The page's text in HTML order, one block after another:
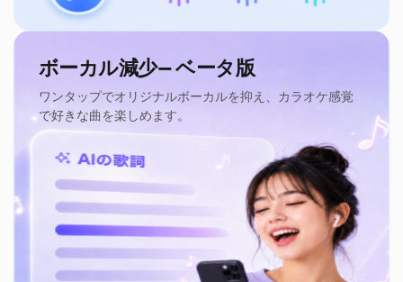
ボーカル減少— ベータ版
ワンタップでオリジナルボーカルを抑え、カラオケ感覚
で好きな曲を楽しめます。